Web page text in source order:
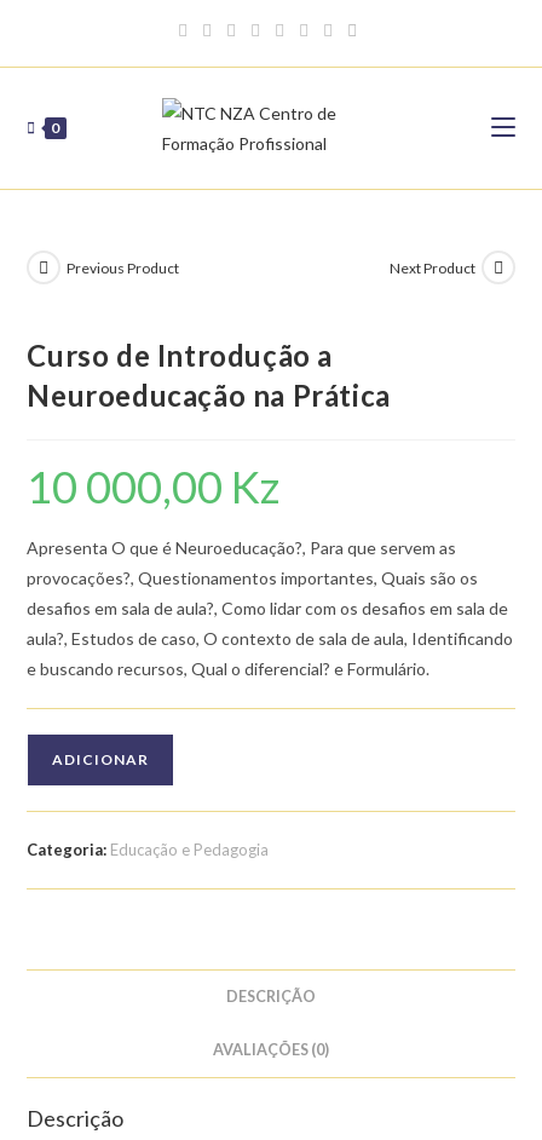
content
0
Previous Product Next Product
Curso de Introdução a
Neuroeducação na Prática
10 000,00 Kz
Apresenta O que é Neuroeducação?, Para que servem as
provocações?, Questionamentos importantes, Quais são os
desafios em sala de aula?, Como lidar com os desafios em sala de
aula?, Estudos de caso, O contexto de sala de aula, Identificando
e buscando recursos, Qual o diferencial? e Formulário.
Curso
ADICIONAR
Categoria: Educação e Pedagogia
DESCRIÇÃO
AVALIAÇÕES (0)
Descrição